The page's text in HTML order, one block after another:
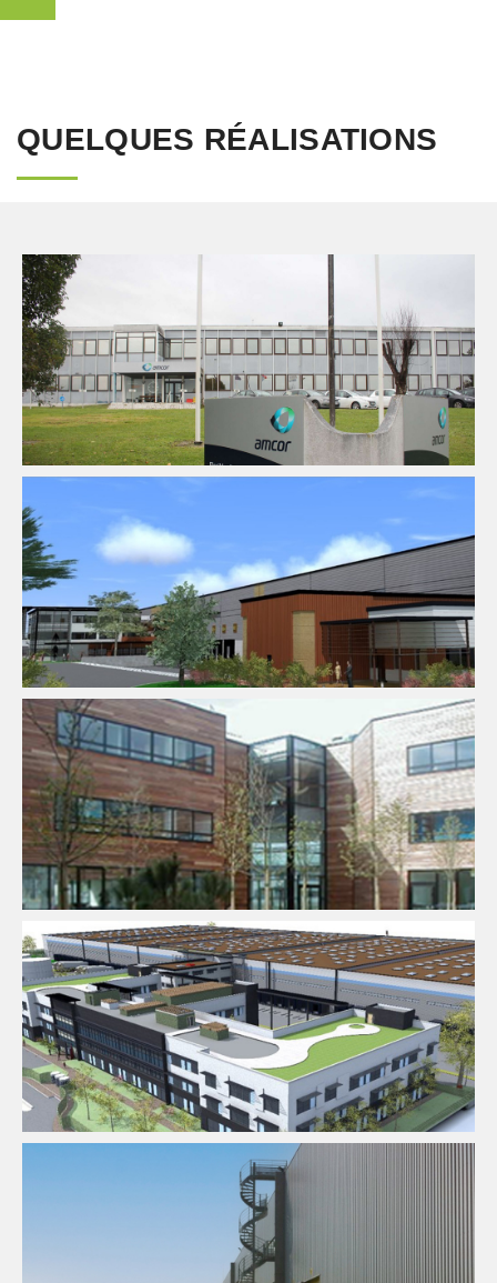
QUELQUES RÉALISATIONS
Fluides Industrie Ingenierie TCE Pilotage D'opération /
MOEX Structure VRD
Fluides Logistique Thermique
Fluides Logistique Thermique
Fluides Logistique Thermique
Logistique Thermique